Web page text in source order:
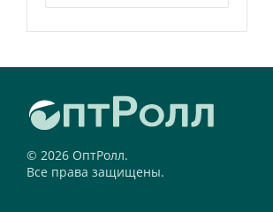
© 2026 ОптРолл.
Все права защищены.